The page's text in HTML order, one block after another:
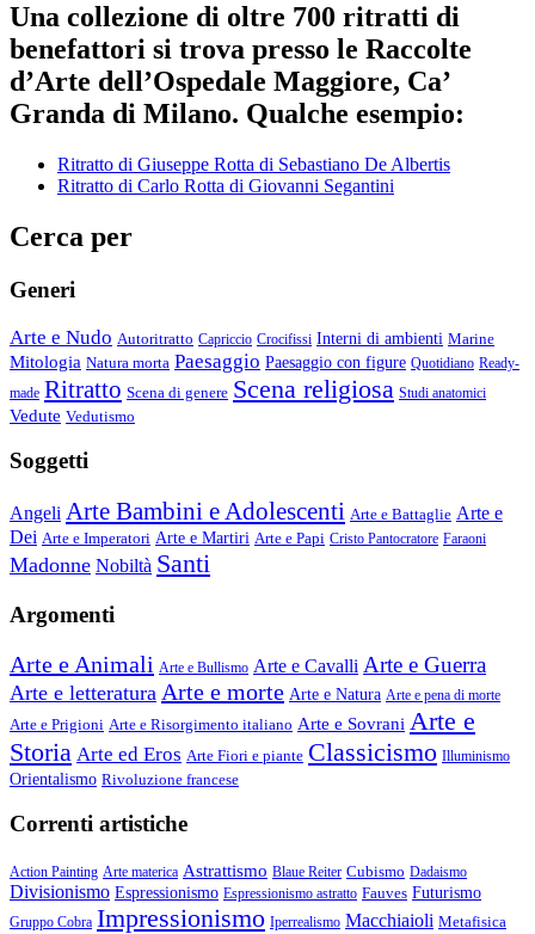
Una collezione di oltre 700 ritratti di
benefattori si trova presso le Raccolte
d’Arte dell’Ospedale Maggiore, Ca’
Granda di Milano. Qualche esempio:
Ritratto di Giuseppe Rotta di Sebastiano De Albertis
Ritratto di Carlo Rotta di Giovanni Segantini
Cerca per
Generi
Arte e Nudo Autoritratto Capriccio Crocifissi Interni di ambienti Marine
Mitologia Natura morta Paesaggio Paesaggio con figure Quotidiano Ready-
made Ritratto Scena di genere Scena religiosa Studi anatomici
Vedute Vedutismo
Soggetti
Angeli Arte Bambini e Adolescenti Arte e Battaglie Arte e
Dei Arte e Imperatori Arte e Martiri Arte e Papi Cristo Pantocratore Faraoni
Madonne Nobiltà Santi
Argomenti
Arte e Animali Arte e Bullismo Arte e Cavalli Arte e Guerra
Arte e letteratura Arte e morte Arte e Natura Arte e pena di morte
Arte e Prigioni Arte e Risorgimento italiano Arte e Sovrani Arte e
Storia Arte ed Eros Arte Fiori e piante Classicismo Illuminismo
Orientalismo Rivoluzione francese
Correnti artistiche
Action Painting Arte materica Astrattismo Blaue Reiter Cubismo Dadaismo
Divisionismo Espressionismo Espressionismo astratto Fauves Futurismo
Gruppo Cobra Impressionismo Iperrealismo Macchiaioli Metafisica